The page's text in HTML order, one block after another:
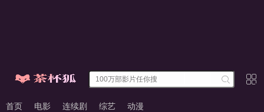
首页 电影 连续剧 综艺 动漫